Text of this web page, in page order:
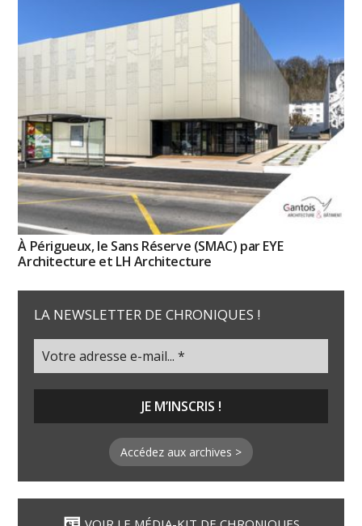
À Périgueux, le Sans Réserve (SMAC) par EYE
Architecture et LH Architecture
LA NEWSLETTER DE CHRONIQUES !
Accédez aux archives >